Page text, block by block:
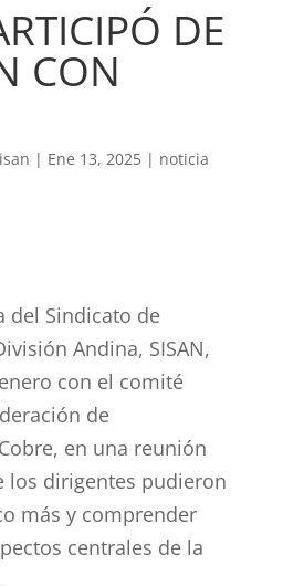
DE
CON
| Ene 13, 2025| noticia
del Sindicato de
Andina, SISAN,
con el comité
de
en una reunión
los dirigentes pudieron
más y comprender
centrales de la